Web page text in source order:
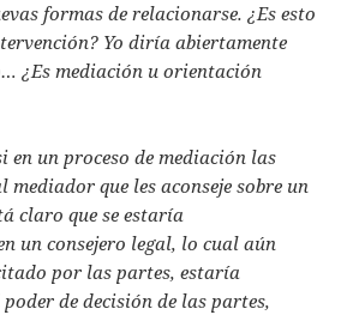
formas de relacionarse. ¿Es esto
Yo diría abiertamente
¿Es mediación u orientación
en un proceso de mediación las
mediador que les aconseje sobre un
claro que se estaría
un consejero legal, lo cual aún
por las partes, estaría
de decisión de las partes,